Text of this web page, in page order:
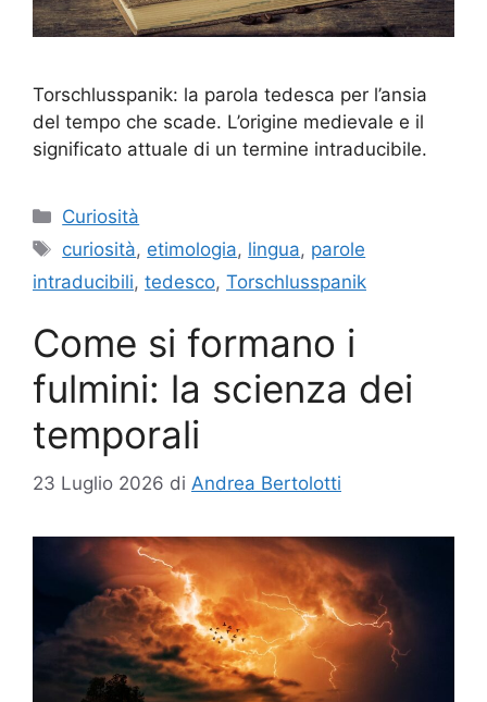
Torschlusspanik: la parola tedesca per l’ansia
del tempo che scade. L’origine medievale e il
significato attuale di un termine intraducibile.
Categorie
Curiosità
Tag
curiosità, etimologia, lingua, parole
intraducibili, tedesco, Torschlusspanik
Come si formano i
fulmini: la scienza dei
temporali
23 Luglio 2026 di Andrea Bertolotti